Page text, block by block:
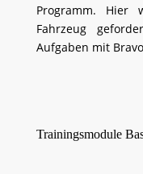
Programm. Hier
Fahrzeug
Aufgaben mit
Trainingsmodule